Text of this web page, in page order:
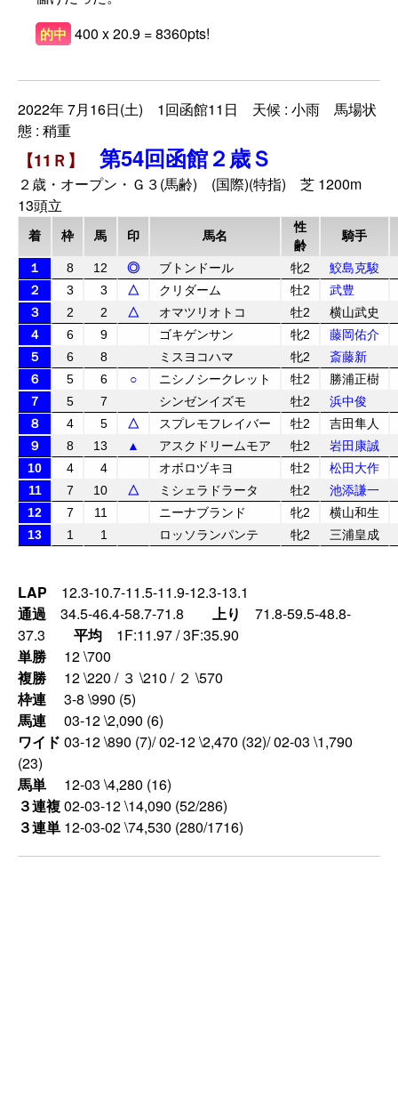
的中 400 x 20.9 = 8360pts!
2022年 7月16日(土) 1回函館11日 天候 : 小雨 馬場状
態 : 稍重
【11Ｒ】 第54回函館２歳Ｓ
２歳・オープン・Ｇ３(馬齢) (国際)(特指) 芝 1200m
13頭立
着 枠 馬 印 馬名
性
齢
騎手
１ 8 12 ◎ ブトンドール 牝2
鮫島克駿
２
3 3 △ クリダーム 牡2
武豊
３
2 2 △ オマツリオトコ 牡2
横山武史
４
6 9 ゴキゲンサン 牝2
藤岡佑介
５
6 8 ミスヨコハマ 牝2
斎藤新
６
5 6 ○ ニシノシークレット 牡2
勝浦正樹
７
5 7 シンゼンイズモ 牡2
浜中俊
８
4 5 △ スプレモフレイバー 牡2
吉田隼人
９
8 13 ▲ アスクドリームモア 牡2
岩田康誠
10
4 4 オボロヅキヨ 牡2
松田大作
11
7 10 △ ミシェラドラータ 牡2
池添謙一
12
7 11 ニーナブランド 牝2
横山和生
13
1 1 ロッソランパンテ 牝2 三浦皇成
LAP 12.3-10.7-11.5-11.9-12.3-13.1
通過 34.5-46.4-58.7-71.8 上り 71.8-59.5-48.8-
37.3 平均 1F:11.97 / 3F:35.90
単勝
12 \700
複勝
12 \220 / ３ \210 / ２ \570
枠連
3-8 \990 (5)
馬連
03-12 \2,090 (6)
ワイド 03-12 \890 (7)/ 02-12 \2,470 (32)/ 02-03 \1,790
(23)
馬単
12-03 \4,280 (16)
３連複02-03-12 \14,090 (52/286)
３連単 12-03-02 \74,530 (280/1716)